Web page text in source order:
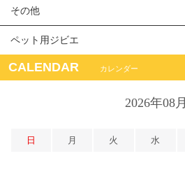
その他
ペット用ジビエ
CALENDAR カレンダー
2026年08月
日 月 火 水